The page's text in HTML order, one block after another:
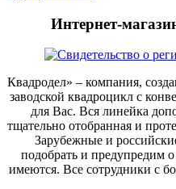
Интернет-
Квадродел» – компания,
заводской квадроцикл с
для Вас. Вся линейка
тщательно отобранная и
Зарубежные и
подобрать и предупредим
имеются. Все сотрудники с